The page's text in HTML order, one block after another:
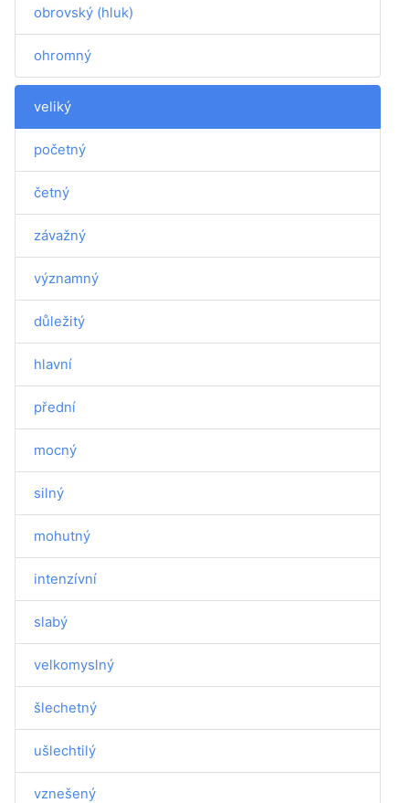
obrovský (hluk)
ohromný
veliký
početný
četný
závažný
významný
důležitý
hlavní
přední
mocný
silný
mohutný
intenzívní
slabý
velkomyslný
šlechetný
ušlechtilý
vznešený